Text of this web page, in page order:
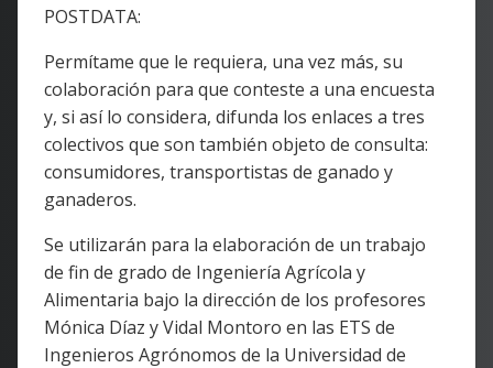
POSTDATA:
Permítame que le requiera, una vez más, su
colaboración para que conteste a una encuesta
y, si así lo considera, difunda los enlaces a tres
colectivos que son también objeto de consulta:
consumidores, transportistas de ganado y
ganaderos.
Se utilizarán para la elaboración de un trabajo
de fin de grado de Ingeniería Agrícola y
Alimentaria bajo la dirección de los profesores
Mónica Díaz y Vidal Montoro en las ETS de
Ingenieros Agrónomos de la Universidad de